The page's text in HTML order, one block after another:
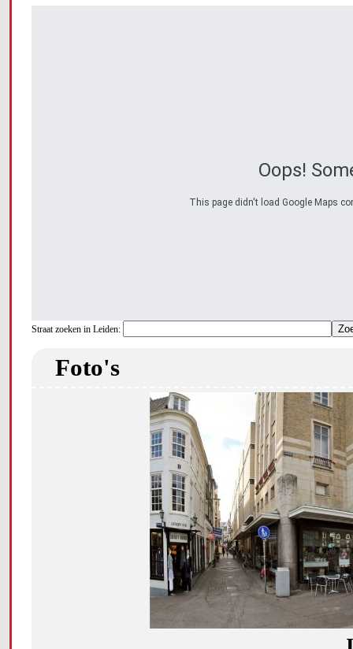
Oops!
This page didn't load Google Maps
Straat zoeken in Leiden:
Foto's